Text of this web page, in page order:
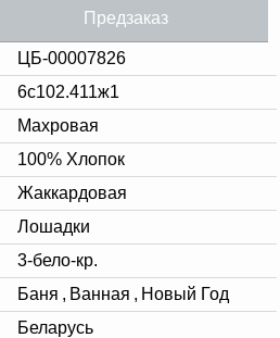
Предзаказ
ЦБ-00007826
6с102.411ж1
Махровая
100% Хлопок
Жаккардовая
Лошадки
3-бело-кр.
Баня , Ванная , Новый Год
Беларусь